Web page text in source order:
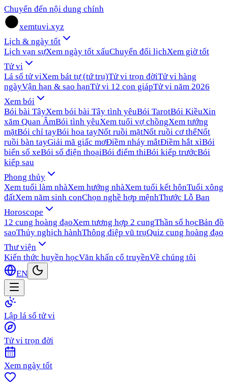
Chuyển đến nội dung chính
xemtuvi.xyz
Lịch & ngày tốt
Lịch vạn sựXem ngày tốt xấuChuyển đổi lịchXem giờ tốt
Tử vi
Lá số tử viXem bát tự (tứ trụ)Tử vi trọn đờiTử vi hàng
ngàyVận hạn & sao hạnTử vi 12 con giápTử vi năm 2026
Xem bói
Bói bài TâyXem bói bài Tây tình yêuBói TarotBói KiềuXin
xăm Quan ÂmBói tình yêuXem tuổi vợ chồngXem tướng
mặtBói chỉ tayBói hoa tayNốt ruồi mặtNốt ruồi cơ thểNốt
ruồi bàn tayGiải mã giấc mơĐiềm nháy mắtĐiềm hắt xìBói
biển số xeBói số điện thoạiBói điểm thiBói kiếp trướcBói
kiếp sau
Phong thủy
Xem tuổi làm nhàXem hướng nhàXem tuổi kết hônTuổi xông
đấtXem năm sinh conChọn nghề hợp mệnhThước Lỗ Ban
Horoscope
12 cung hoàng đạoXem tương hợp 2 cungThần số họcBản đồ
saoThủy nghịch hànhThông điệp vũ trụQuiz cung hoàng đạo
Thư viện
Kiến thức huyền họcVăn khấn cổ truyềnVề chúng tôi
EN
Lập lá số tử vi
Tử vi trọn đời
Xem ngày tốt